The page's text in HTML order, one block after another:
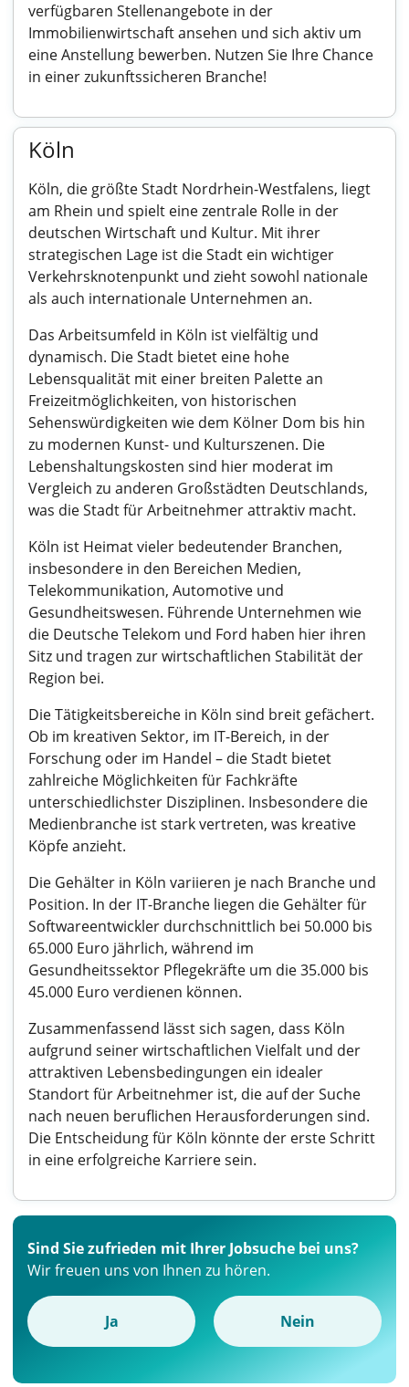
verfügbaren Stellenangebote in der
Immobilienwirtschaft ansehen und sich aktiv um
eine Anstellung bewerben. Nutzen Sie Ihre Chance
in einer zukunftssicheren Branche!
Köln
Köln, die größte Stadt Nordrhein-Westfalens, liegt
am Rhein und spielt eine zentrale Rolle in der
deutschen Wirtschaft und Kultur. Mit ihrer
strategischen Lage ist die Stadt ein wichtiger
Verkehrsknotenpunkt und zieht sowohl nationale
als auch internationale Unternehmen an.
Das Arbeitsumfeld in Köln ist vielfältig und
dynamisch. Die Stadt bietet eine hohe
Lebensqualität mit einer breiten Palette an
Freizeitmöglichkeiten, von historischen
Sehenswürdigkeiten wie dem Kölner Dom bis hin
zu modernen Kunst- und Kulturszenen. Die
Lebenshaltungskosten sind hier moderat im
Vergleich zu anderen Großstädten Deutschlands,
was die Stadt für Arbeitnehmer attraktiv macht.
Köln ist Heimat vieler bedeutender Branchen,
insbesondere in den Bereichen Medien,
Telekommunikation, Automotive und
Gesundheitswesen. Führende Unternehmen wie
die Deutsche Telekom und Ford haben hier ihren
Sitz und tragen zur wirtschaftlichen Stabilität der
Region bei.
Die Tätigkeitsbereiche in Köln sind breit gefächert.
Ob im kreativen Sektor, im IT-Bereich, in der
Forschung oder im Handel – die Stadt bietet
zahlreiche Möglichkeiten für Fachkräfte
unterschiedlichster Disziplinen. Insbesondere die
Medienbranche ist stark vertreten, was kreative
Köpfe anzieht.
Die Gehälter in Köln variieren je nach Branche und
Position. In der IT-Branche liegen die Gehälter für
Softwareentwickler durchschnittlich bei 50.000 bis
65.000 Euro jährlich, während im
Gesundheitssektor Pflegekräfte um die 35.000 bis
45.000 Euro verdienen können.
Zusammenfassend lässt sich sagen, dass Köln
aufgrund seiner wirtschaftlichen Vielfalt und der
attraktiven Lebensbedingungen ein idealer
Standort für Arbeitnehmer ist, die auf der Suche
nach neuen beruflichen Herausforderungen sind.
Die Entscheidung für Köln könnte der erste Schritt
in eine erfolgreiche Karriere sein.
Sind Sie zufrieden mit Ihrer Jobsuche bei uns?
Wir freuen uns von Ihnen zu hören.
Ja Nein